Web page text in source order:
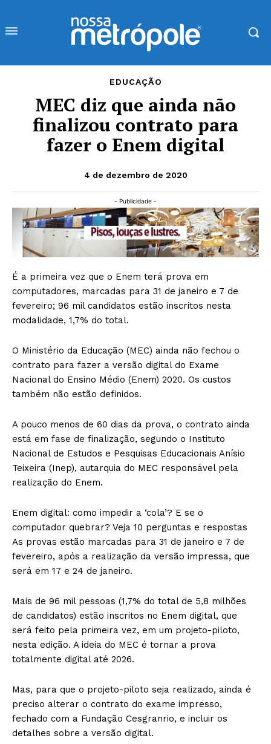
EDUCAÇÃO
MEC diz que ainda não
finalizou contrato para
fazer o Enem digital
4 de dezembro de 2020
- Publicidade -
É a primeira vez que o Enem terá prova em
computadores, marcadas para 31 de janeiro e 7 de
fevereiro; 96 mil candidatos estão inscritos nesta
modalidade, 1,7% do total.
O Ministério da Educação (MEC) ainda não fechou o
contrato para fazer a versão digital do Exame
Nacional do Ensino Médio (Enem) 2020. Os custos
também não estão definidos.
A pouco menos de 60 dias da prova, o contrato ainda
está em fase de finalização, segundo o Instituto
Nacional de Estudos e Pesquisas Educacionais Anísio
Teixeira (Inep), autarquia do MEC responsável pela
realização do Enem.
Enem digital: como impedir a ‘cola’? E se o
computador quebrar? Veja 10 perguntas e respostas
As provas estão marcadas para 31 de janeiro e 7 de
fevereiro, após a realização da versão impressa, que
será em 17 e 24 de janeiro.
Mais de 96 mil pessoas (1,7% do total de 5,8 milhões
de candidatos) estão inscritos no Enem digital, que
será feito pela primeira vez, em um projeto-piloto,
nesta edição. A ideia do MEC é tornar a prova
totalmente digital até 2026.
Mas, para que o projeto-piloto seja realizado, ainda é
preciso alterar o contrato do exame impresso,
fechado com a Fundação Cesgranrio, e incluir os
detalhes sobre a versão digital.